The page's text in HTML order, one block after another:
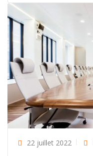
22 juillet 2022